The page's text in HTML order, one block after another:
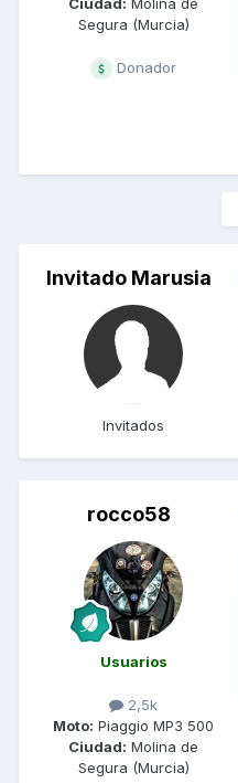
Segura (Murcia)
Donador
Invitado Marusia
Invitados
rocco58
Usuarios
2,5k
Moto: Piaggio MP3 500
Ciudad: Molina de
Segura (Murcia)